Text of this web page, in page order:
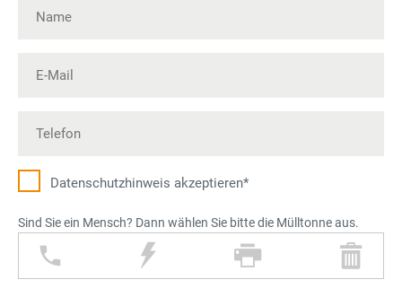
Datenschutz­hinweis akzeptieren*
Sind Sie ein Mensch? Dann wählen Sie bitte die Mülltonne aus.
e l
D
r ü